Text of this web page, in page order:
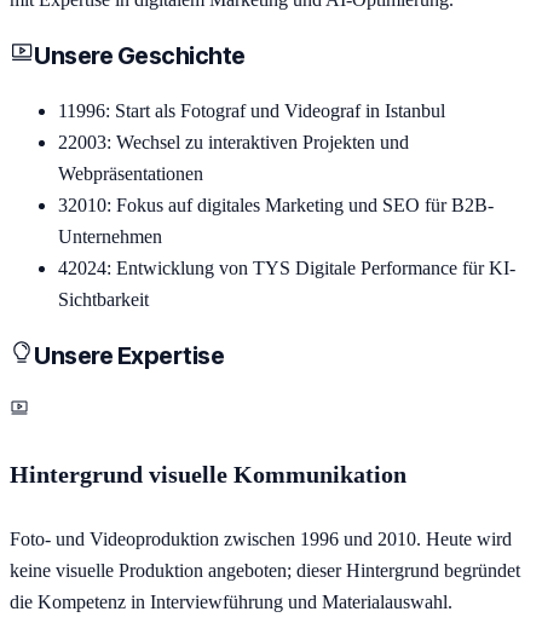
Unsere Geschichte
11996: Start als Fotograf und Videograf in Istanbul
22003: Wechsel zu interaktiven Projekten und
Webpräsentationen
32010: Fokus auf digitales Marketing und SEO für B2B-
Unternehmen
42024: Entwicklung von TYS Digitale Performance für KI-
Sichtbarkeit
Unsere Expertise
Hintergrund visuelle Kommunikation
Foto- und Videoproduktion zwischen 1996 und 2010. Heute wird
keine visuelle Produktion angeboten; dieser Hintergrund begründet
die Kompetenz in Interviewführung und Materialauswahl.